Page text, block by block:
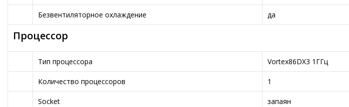
Безвентиляторное охлаждение да
Процессор
Тип процессора Vortex86DX3 1ГГц
Количество процессоров 1
Socket запаян